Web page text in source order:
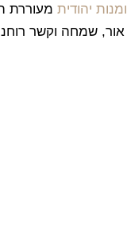
יהודית מעוררת
אור, שמחה וקשר